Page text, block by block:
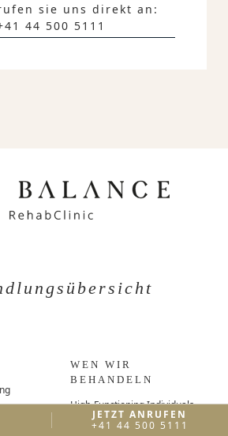
sie uns direkt an:
44 500 5111
WEN WIR
BEHANDELN
High-Functioning Individuals
Führungskräfte und
JETZT ANRUFEN
+41 44 500 5111